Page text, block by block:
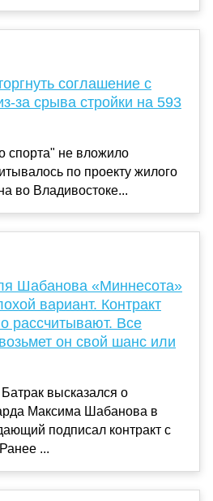
соглашение с
за срыва стройки на 593
не вложило
по проекту жилого
во Владивостоке...
Шабанова «Миннесота»
вариант. Контракт
рассчитывают. Все
он свой шанс или
высказался о
Максима Шабанова в
подписал контракт с
...